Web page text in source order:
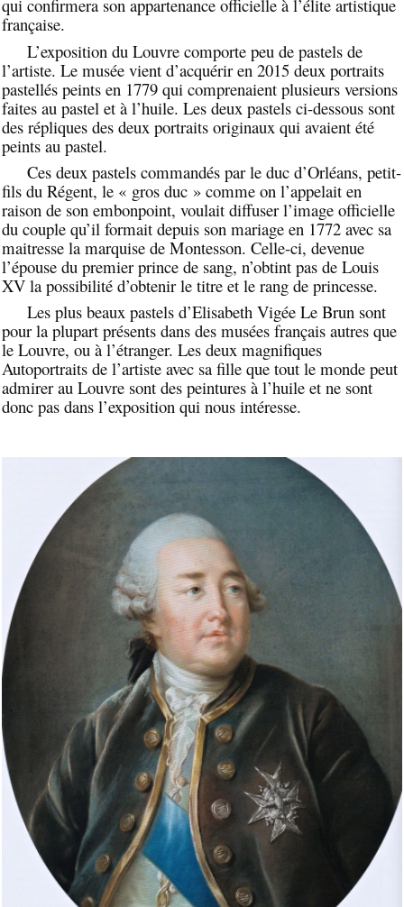
qui confirmera son appartenance officielle à l’élite artistique
française.
L’exposition du Louvre comporte peu de pastels de
l’artiste. Le musée vient d’acquérir en 2015 deux portraits
pastellés peints en 1779 qui comprenaient plusieurs versions
faites au pastel et à l’huile. Les deux pastels ci-dessous sont
des répliques des deux portraits originaux qui avaient été
peints au pastel.
Ces deux pastels commandés par le duc d’Orléans, petit-
fils du Régent, le « gros duc » comme on l’appelait en
raison de son embonpoint, voulait diffuser l’image officielle
du couple qu’il formait depuis son mariage en 1772 avec sa
maitresse la marquise de Montesson. Celle-ci, devenue
l’épouse du premier prince de sang, n’obtint pas de Louis
XV la possibilité d’obtenir le titre et le rang de princesse.
Les plus beaux pastels d’Elisabeth Vigée Le Brun sont
pour la plupart présents dans des musées français autres que
le Louvre, ou à l’étranger. Les deux magnifiques
Autoportraits de l’artiste avec sa fille que tout le monde peut
admirer au Louvre sont des peintures à l’huile et ne sont
donc pas dans l’exposition qui nous intéresse.